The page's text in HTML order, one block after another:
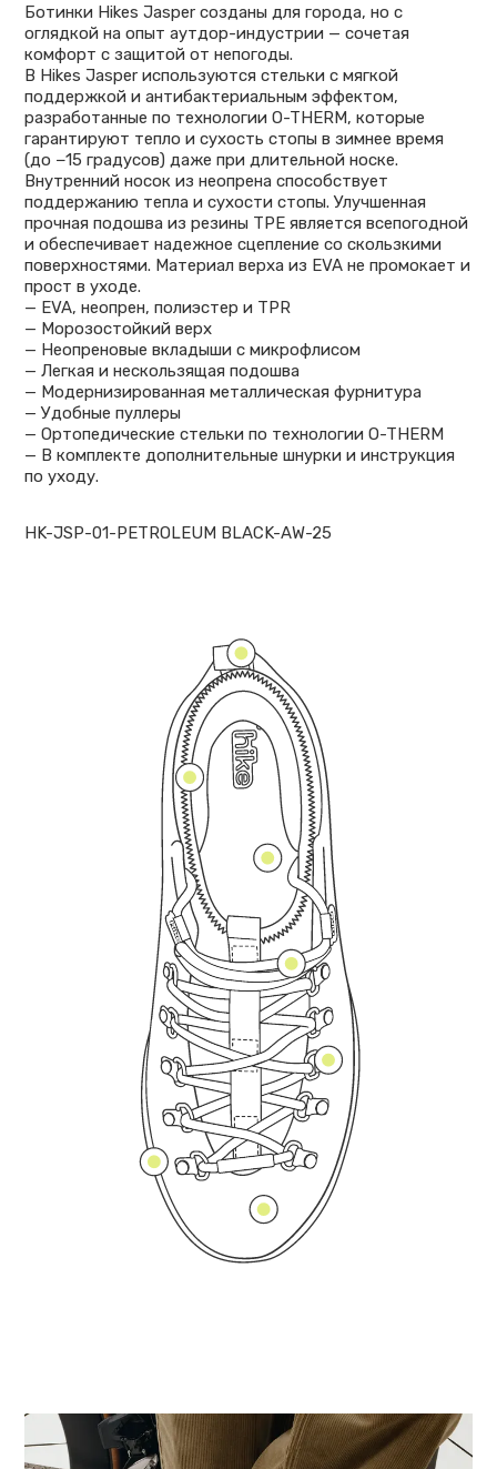
Ботинки Hikes Jasper созданы для города, но с
оглядкой на опыт аутдор-индустрии — сочетая
комфорт с защитой от непогоды.
В Hikes Jasper используются стельки с мягкой
поддержкой и антибактериальным эффектом,
разработанные по технологии O-THERM, которые
гарантируют тепло и сухость стопы в зимнее время
(до −15 градусов) даже при длительной носке.
Внутренний носок из неопрена способствует
поддержанию тепла и сухости стопы. Улучшенная
прочная подошва из резины ТРЕ является всепогодной
и обеспечивает надежное сцепление со скользкими
поверхностями. Материал верха из EVA не промокает и
прост в уходе.
— EVA, неопрен, полиэстер и TPR
— Морозостойкий верх
— Неопреновые вкладыши с микрофлисом
— Легкая и нескользящая подошва
— Модернизированная металлическая фурнитура
— Удобные пуллеры
— Ортопедические стельки по технологии O-THERM
— В комплекте дополнительные шнурки и инструкция
по уходу.
HK-JSP-01-PETROLEUM BLACK-AW-25